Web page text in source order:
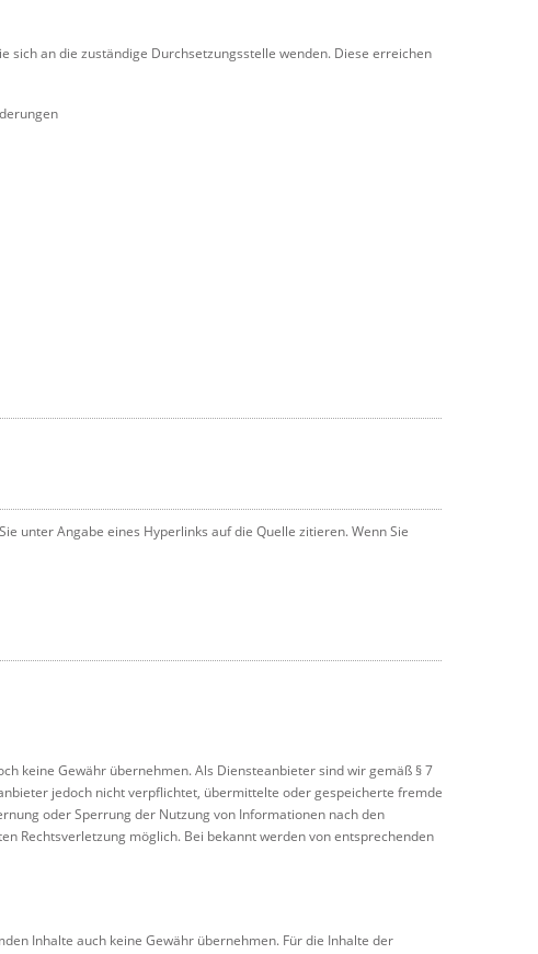
sich an die zuständige Durchsetzungsstelle wenden. Diese erreichen
unter Angabe eines Hyperlinks auf die Quelle zitieren. Wenn Sie
keine Gewähr übernehmen. Als Diensteanbieter sind wir gemäß § 7
jedoch nicht verpflichtet, übermittelte oder gespeicherte fremde
oder Sperrung der Nutzung von Informationen nach den
Rechtsverletzung möglich. Bei bekannt werden von entsprechenden
Inhalte auch keine Gewähr übernehmen. Für die Inhalte der